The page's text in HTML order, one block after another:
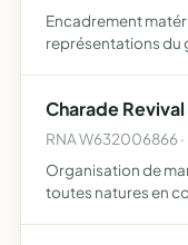
Encadrement
représentations du
Charade
RNA W632006866
Organisation de
toutes natures en